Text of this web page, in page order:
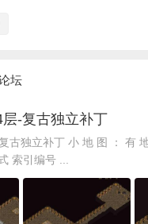
坛
-复古独立补丁
古独立补丁 小 地 图 ： 有
索引编号 ...